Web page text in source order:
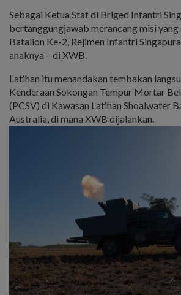
Sebagai Ketua Staf di Briged Infantri
bertanggungjawab merancang misi yang
Batalion Ke-2, Rejimen Infantri
anaknya – di XWB.
Latihan itu menandakan tembakan
Kenderaan Sokongan Tempur Mortar
(PCSV) di Kawasan Latihan Shoalwater
Australia, di mana XWB dijalankan.